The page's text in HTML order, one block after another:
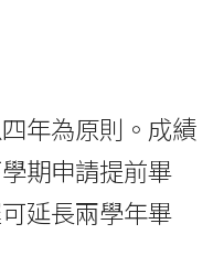
年為原則。成績
期申請提前畢
延長兩學年畢